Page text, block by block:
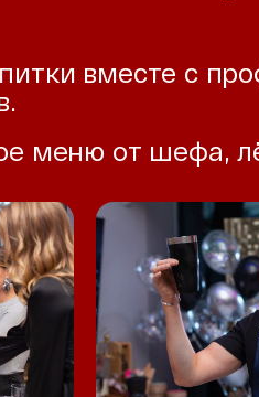
вместе с
меню от шефа,